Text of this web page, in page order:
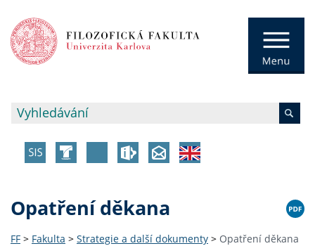
Opatření děkana
FF > Fakulta > Strategie a další dokumenty > Opatření děkana